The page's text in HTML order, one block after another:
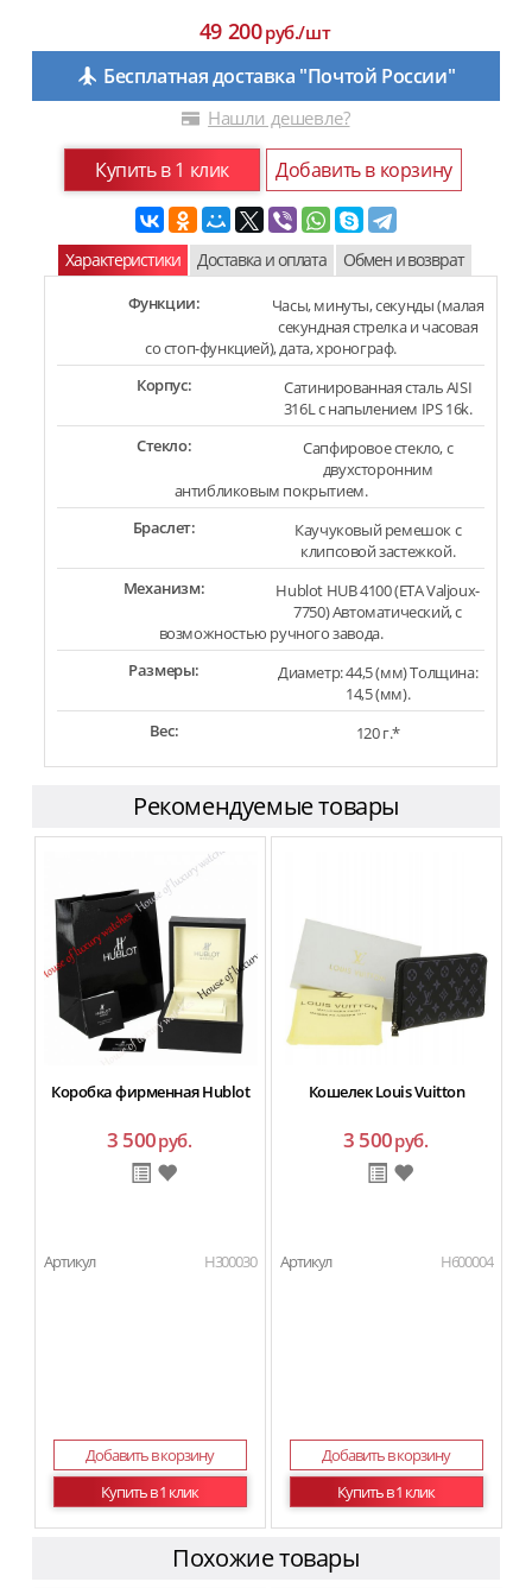
49 200руб./шт
Бесплатная доставка "Почтой России"
Нашли дешевле?
Купить в 1 клик Добавить в корзину
Характеристики Доставка и оплата Обмен и возврат
Функции:
Часы, минуты, секунды (малая
секундная стрелка и часовая
со стоп-функцией), дата, хронограф.
Корпус:
Сатинированная сталь AISI
316L с напылением IPS 16k.
Стекло:
Сапфировое стекло, с
двухсторонним
антибликовым покрытием.
Браслет:
Каучуковый ремешок с
клипсовой застежкой.
Механизм:
Hublot HUB 4100 (ETA Valjoux-
7750) Автоматический, с
возможностью ручного завода.
Размеры:
Диаметр: 44,5 (мм) Толщина:
14,5 (мм).
Вес:
120 г.*
Рекомендуемые товары
Коробка фирменная Hublot
3 500руб.
Артикул H300030
Добавить в корзину
Купить в 1 клик
Кошелек Louis Vuitton
3 500руб.
Артикул H600004
Добавить в корзину
Купить в 1 клик
Похожие товары